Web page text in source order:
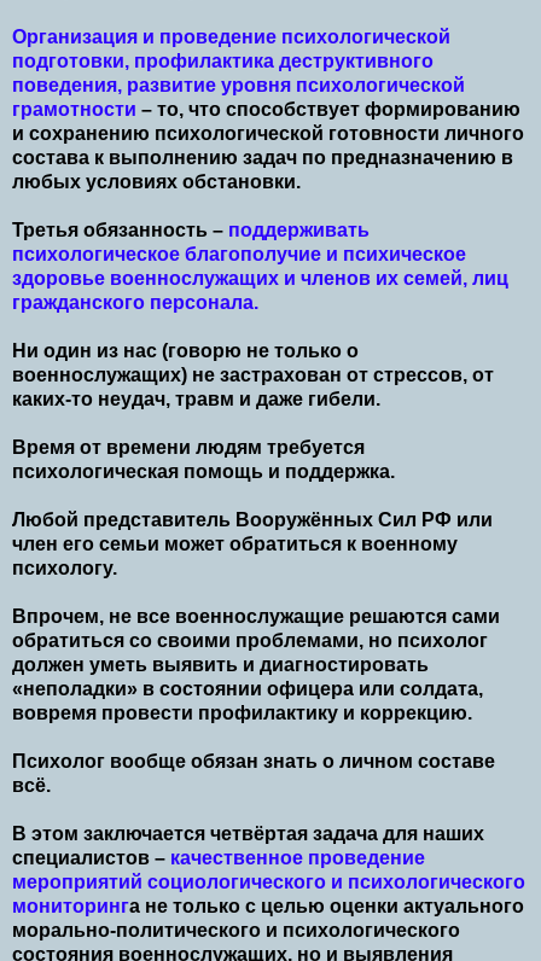
Организация и проведение психологической
подготовки, профилактика деструктивного
поведения, развитие уровня психологической
грамотности – то, что способствует формированию
и сохранению психологической готовности личного
состава к выполнению задач по предназначению в
любых условиях обстановки.
Третья обязанность – поддерживать
психологическое благополучие и психическое
здоровье военнослужащих и членов их семей, лиц
гражданского персонала.
Ни один из нас (говорю не только о
военнослужащих) не застрахован от стрессов, от
каких-то неудач, травм и даже гибели.
Время от времени людям требуется
психологическая помощь и поддержка.
Любой представитель Вооружённых Сил РФ или
член его семьи может обратиться к военному
психологу.
Впрочем, не все военнослужащие решаются сами
обратиться со своими проблемами, но психолог
должен уметь выявить и диагностировать
«неполадки» в состоянии офицера или солдата,
вовремя провести профилактику и коррекцию.
Психолог вообще обязан знать о личном составе
всё.
В этом заключается четвёртая задача для наших
специалистов – качественное проведение
мероприятий социологического и психологического
мониторинга не только с целью оценки актуального
морально-политического и психологического
состояния военнослужащих, но и выявления